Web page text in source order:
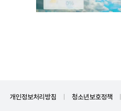
개인정보처리방침 청소년보호정책